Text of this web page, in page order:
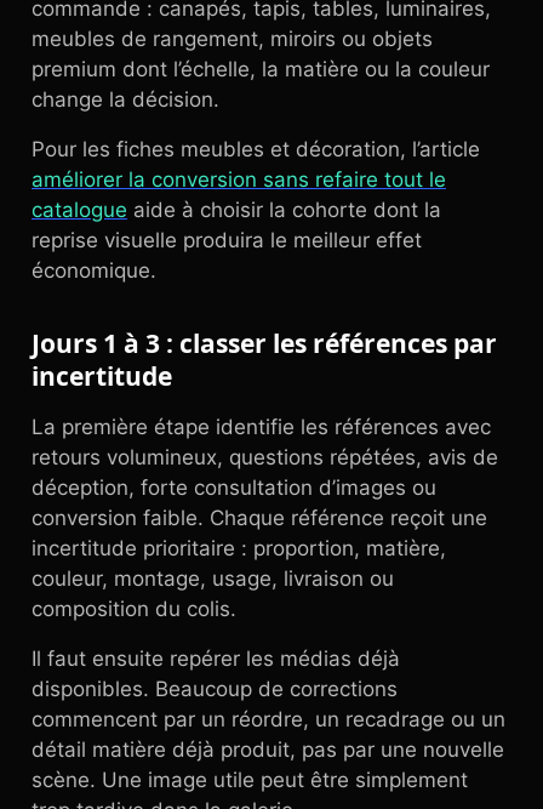
commande : canapés, tapis, tables, luminaires,
meubles de rangement, miroirs ou objets
premium dont l’échelle, la matière ou la couleur
change la décision.
Pour les fiches meubles et décoration, l’article
améliorer la conversion sans refaire tout le
catalogue aide à choisir la cohorte dont la
reprise visuelle produira le meilleur effet
économique.
Jours 1 à 3 : classer les références par
incertitude
La première étape identifie les références avec
retours volumineux, questions répétées, avis de
déception, forte consultation d’images ou
conversion faible. Chaque référence reçoit une
incertitude prioritaire : proportion, matière,
couleur, montage, usage, livraison ou
composition du colis.
Il faut ensuite repérer les médias déjà
disponibles. Beaucoup de corrections
commencent par un réordre, un recadrage ou un
détail matière déjà produit, pas par une nouvelle
scène. Une image utile peut être simplement